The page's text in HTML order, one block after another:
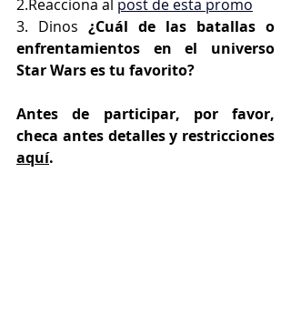
2.Reacciona al post de esta promo
3. Dinos ¿Cuál de las batallas o
enfrentamientos en el universo
Star Wars es tu favorito?
Antes de participar, por favor,
aquí.